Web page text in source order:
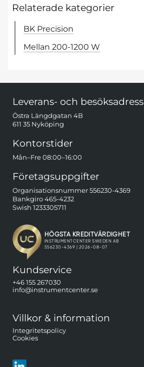
Relaterade kategorier
BK Precision
Mellan 200-1200 W
Leverans- och besöksadress
Östra Längdgatan 4B
611 35 Nyköping
Kontorstider
Mån–Fre 08:00–16:00
Företagsuppgifter
Organisationsnummer 556230-4369
Bankgiro 465-4232
Swish 1233305711
Kundservice
+46 155 267030
info@instrumentcenter.se
Villkor & information
Integritetspolicy
Cookies